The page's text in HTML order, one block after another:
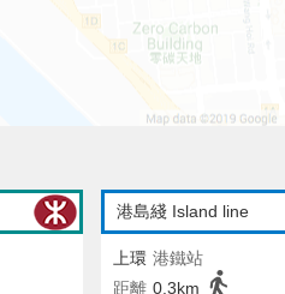
港島綫 Island line
上環 港鐵站
距離 0.3km